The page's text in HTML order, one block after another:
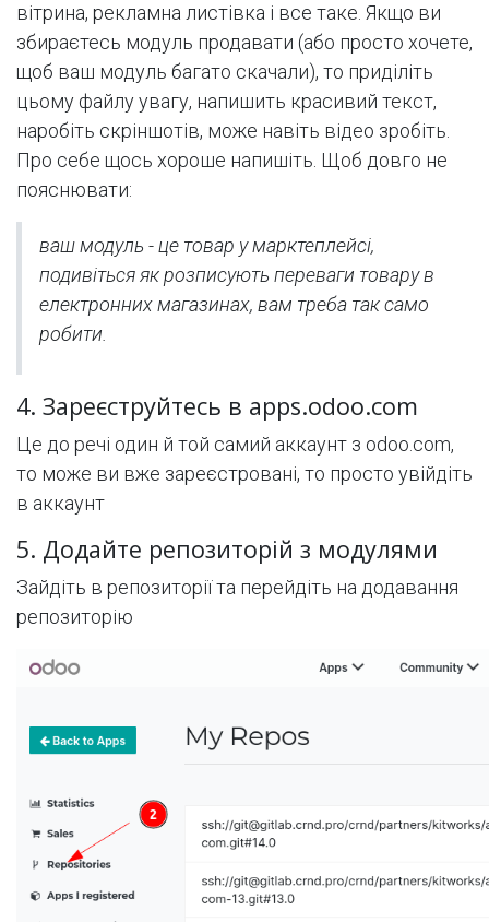
вітрина, рекламна листівка і все таке. Якщо ви
збираєтесь модуль продавати (або просто хочете,
щоб ваш модуль багато скачали), то приділіть
цьому файлу увагу, напишить красивий текст,
наробіть скріншотів, може навіть відео зробіть.
Про себе щось хороше напишіть. Щоб довго не
пояснювати:
ваш модуль - це товар у марктеплейсі,
подивіться як розписують переваги товару в
електронних магазинах, вам треба так само
робити.
4. Зареєструйтесь в apps.odoo.com
Це до речі один й той самий аккаунт з odoo.com,
то може ви вже зареєстровані, то просто увійдіть
в аккаунт
5. Додайте репозиторій з модулями
Зайдіть в репозиторії та перейдіть на додавання
репозиторію